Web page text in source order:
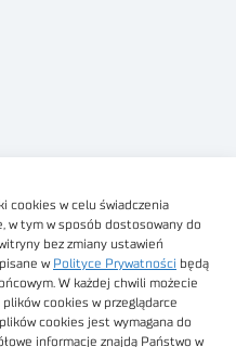
cookies w celu świadczenia
w tym w sposób dostosowany do
bez zmiany ustawień
w Polityce Prywatności będą
W każdej chwili możecie
cookies w przeglądarce
cookies jest wymagana do
informacje znajdą Państwo w